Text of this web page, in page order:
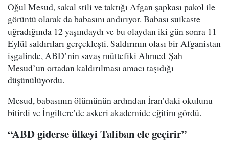
Oğul Mesud, sakal stili ve taktığı Afgan şapkası pakol ile
görüntü olarak da babasını andırıyor. Babası suikaste
uğradığında 12 yaşındaydı ve bu olaydan iki gün sonra 11
Eylül saldırıları gerçekleşti. Saldırının olası bir Afganistan
işgalinde, ABD’nin savaş müttefiki Ahmed Şah
Mesud’un ortadan kaldırılması amacı taşıdığı
düşünülüyordu.
Mesud, babasının ölümünün ardından İran’daki okulunu
bitirdi ve İngiltere’de askeri akademide eğitim gördü.
“ABD giderse ülkeyi Taliban ele geçirir”